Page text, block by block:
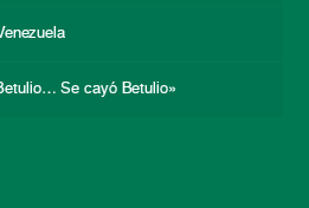
Se cayó Betulio»